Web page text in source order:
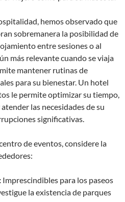
hemos observado que
sobremanera la posibilidad de
entre sesiones o al
más relevante cuando se viaja
mantener rutinas de
para su bienestar. Un hotel
le permite optimizar su tiempo,
las necesidades de su
significativas.
de eventos, considere la
Imprescindibles para los paseos
la existencia de parques